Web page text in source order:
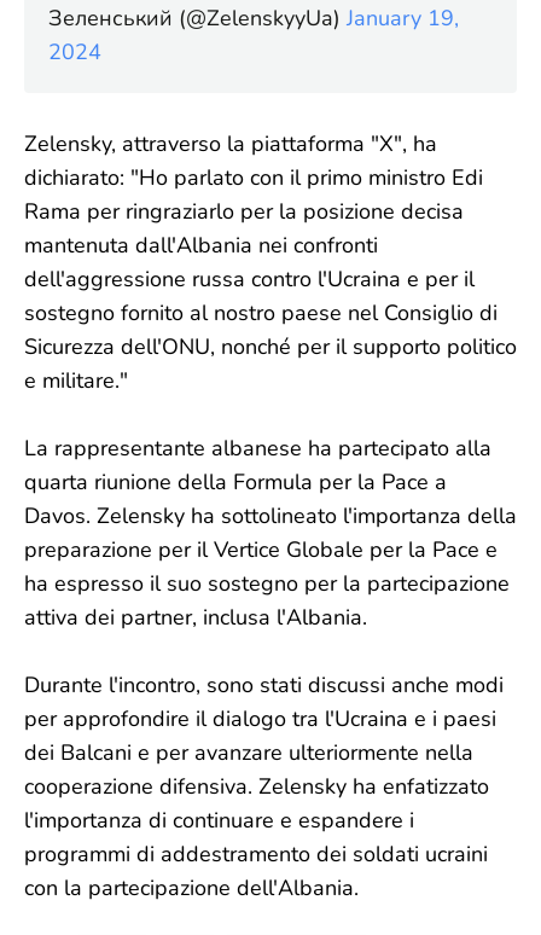
Зеленський (@ZelenskyyUa) January 19,
2024
Zelensky, attraverso la piattaforma "X", ha
dichiarato: "Ho parlato con il primo ministro Edi
Rama per ringraziarlo per la posizione decisa
mantenuta dall'Albania nei confronti
dell'aggressione russa contro l'Ucraina e per il
sostegno fornito al nostro paese nel Consiglio di
Sicurezza dell'ONU, nonché per il supporto politico
e militare."
La rappresentante albanese ha partecipato alla
quarta riunione della Formula per la Pace a
Davos. Zelensky ha sottolineato l'importanza della
preparazione per il Vertice Globale per la Pace e
ha espresso il suo sostegno per la partecipazione
attiva dei partner, inclusa l'Albania.
Durante l'incontro, sono stati discussi anche modi
per approfondire il dialogo tra l'Ucraina e i paesi
dei Balcani e per avanzare ulteriormente nella
cooperazione difensiva. Zelensky ha enfatizzato
l'importanza di continuare e espandere i
programmi di addestramento dei soldati ucraini
con la partecipazione dell'Albania.